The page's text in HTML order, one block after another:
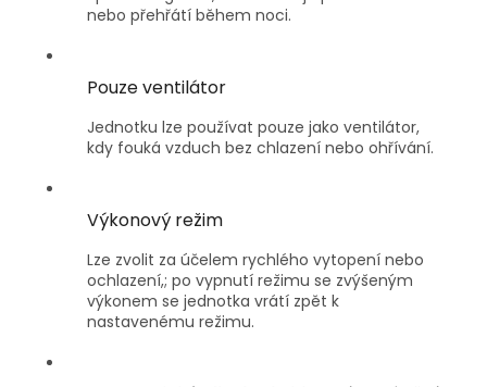
nebo přehřátí během noci.
Pouze ventilátor
Jednotku lze používat pouze jako ventilátor,
kdy fouká vzduch bez chlazení nebo ohřívání.
Výkonový režim
Lze zvolit za účelem rychlého vytopení nebo
ochlazení,; po vypnutí režimu se zvýšeným
výkonem se jednotka vrátí zpět k
nastavenému režimu.